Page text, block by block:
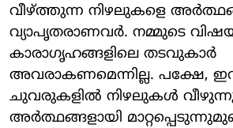
വീഴ്ത്തുന്ന നിഴലുകളെ
വ്യാപൃതരാണവര്‍. നമ്മുടെ
കാരാഗൃഹങ്ങളിലെ തടവുകാര്‍
അവരാകണമെന്നില്ല. പക്ഷേ,
ചുവരുകളില്‍ നിഴലുകള്‍
അര്‍ത്ഥങ്ങളായി